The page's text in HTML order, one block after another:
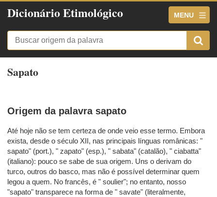
Dicionário Etimológico MENU
Sapato
Origem da palavra sapato
Até hoje não se tem certeza de onde veio esse termo. Embora
exista, desde o século XII, nas principais línguas românicas: "
sapato" (port.), " zapato" (esp.), " sabata" (catalão), " ciabatta"
(italiano): pouco se sabe de sua origem. Uns o derivam do
turco, outros do basco, mas não é possível determinar quem
legou a quem. No francês, é " soulier"; no entanto, nosso
"sapato" transparece na forma de " savate" (literalmente,